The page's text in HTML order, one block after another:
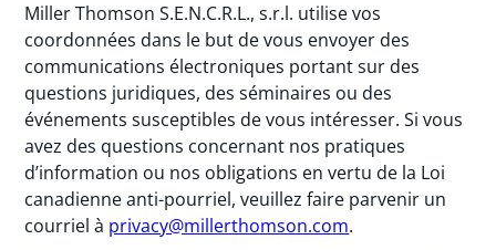
Miller Thomson S.E.N.C.R.L., s.r.l. utilise vos
coordonnées dans le but de vous envoyer des
communications électroniques portant sur des
questions juridiques, des séminaires ou des
événements susceptibles de vous intéresser. Si vous
avez des questions concernant nos pratiques
d’information ou nos obligations en vertu de la Loi
canadienne anti-pourriel, veuillez faire parvenir un
courriel à privacy@millerthomson.com.